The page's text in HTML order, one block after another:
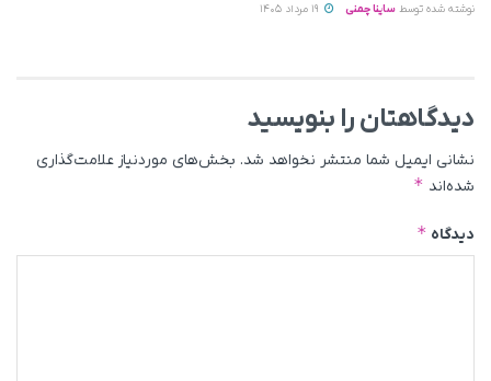
نوشته شده توسط ساینا چمنی
دیدگاهتان را بنویسید
نشانی ایمیل شما منتشر نخواهد شد. بخش‌های موردنیاز علامت‌گذاری
شده‌اند *
دیدگاه *